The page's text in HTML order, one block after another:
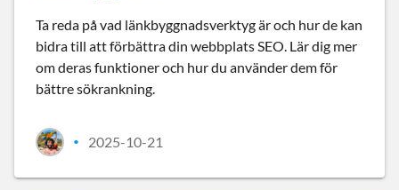
Ta reda på vad länkbyggnadsverktyg är och hur de kan
bidra till att förbättra din webbplats SEO. Lär dig mer
om deras funktioner och hur du använder dem för
bättre sökrankning.
• 2025-10-21